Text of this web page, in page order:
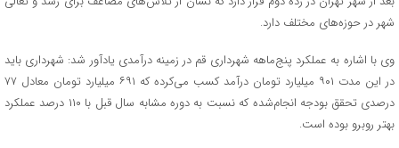
شهر در حوزه‌های مختلف دارد.
وی با اشاره به عملکرد پنج‌ماهه شهرداری قم در زمینه درآمدی یادآور شد: شهرداری باید
در این مدت ۹۰۱ میلیارد تومان درآمد کسب می‌کرده که ۶۹۱ میلیارد تومان معادل ۷۷
درصدی تحقق بودجه انجام‌شده که نسبت به دوره مشابه سال قبل با ۱۱۰ درصد عملکرد
بهتر روبرو بوده است.